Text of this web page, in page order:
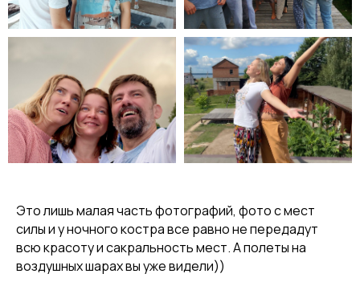
Это лишь малая часть фотографий, фото с мест
силы и у ночного костра все равно не передадут
всю красоту и сакральность мест. А полеты на
воздушных шарах вы уже видели))